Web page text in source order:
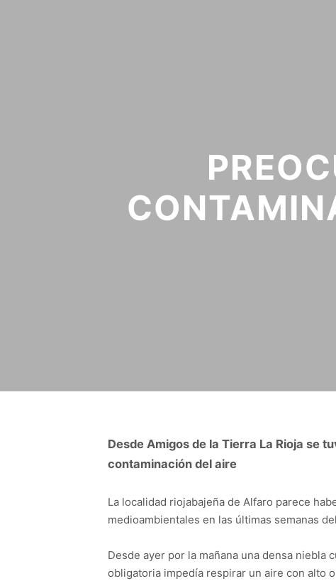
Desde Amigos de la Tierra La Rioja se
contaminación del aire
La localidad riojabajeña de Alfaro parece
medioambientales en las últimas semanas
Desde ayer por la mañana una densa niebla
obligatoria impedía respirar un aire con alto